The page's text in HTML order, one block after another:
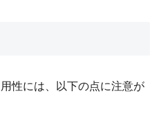
性には、以下の点に注意が